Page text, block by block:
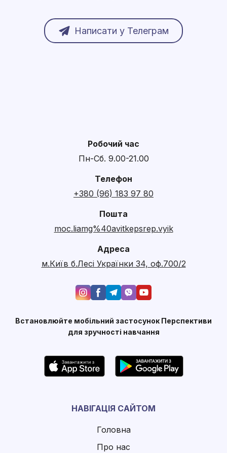
Написати у Телеграм
Робочий час
Пн-Сб. 9.00-21.00
Телефон
+380 (96) 183 97 80
Пошта
moc.liamg%40avitkepsrep.vyik
Адреса
м.Київ б.Лесі Українки 34, оф.700/2
Встановлюйте мобільний застосунок Перспективи
для зручності навчання
НАВІГАЦІЯ САЙТОМ
Головна
Про нас